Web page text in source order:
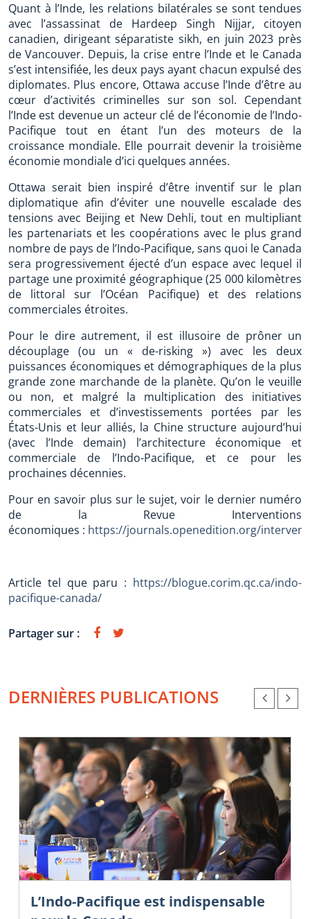
Quant à l’Inde, les relations bilatérales se sont tendues
avec l’assassinat de Hardeep Singh Nijjar, citoyen
canadien, dirigeant séparatiste sikh, en juin 2023 près
de Vancouver. Depuis, la crise entre l’Inde et le Canada
s’est intensifiée, les deux pays ayant chacun expulsé des
diplomates. Plus encore, Ottawa accuse l’Inde d’être au
cœur d’activités criminelles sur son sol. Cependant
l’Inde est devenue un acteur clé de l’économie de l’Indo-
Pacifique tout en étant l’un des moteurs de la
croissance mondiale. Elle pourrait devenir la troisième
économie mondiale d’ici quelques années.
Ottawa serait bien inspiré d’être inventif sur le plan
diplomatique afin d’éviter une nouvelle escalade des
tensions avec Beijing et New Dehli, tout en multipliant
les partenariats et les coopérations avec le plus grand
nombre de pays de l’Indo-Pacifique, sans quoi le Canada
sera progressivement éjecté d’un espace avec lequel il
partage une proximité géographique (25 000 kilomètres
de littoral sur l’Océan Pacifique) et des relations
commerciales étroites.
Pour le dire autrement, il est illusoire de prôner un
découplage (ou un « de-risking ») avec les deux
puissances économiques et démographiques de la plus
grande zone marchande de la planète. Qu’on le veuille
ou non, et malgré la multiplication des initiatives
commerciales et d’investissements portées par les
États-Unis et leur alliés, la Chine structure aujourd’hui
(avec l’Inde demain) l’architecture économique et
commerciale de l’Indo-Pacifique, et ce pour les
prochaines décennies.
Pour en savoir plus sur le sujet, voir le dernier numéro
de la Revue Interventions
économiques : https://journals.openedition.org/
Article tel que paru : https://blogue.corim.qc.ca/indo-
pacifique-canada/
Partager sur :
DERNIÈRES PUBLICATIONS
L’Indo-Pacifique est indispensable